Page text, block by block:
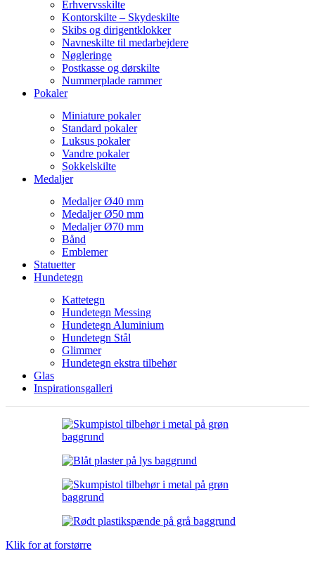
Erhvervsskilte
Kontorskilte – Skydeskilte
Skibs og dirigentklokker
Navneskilte til medarbejdere
Nøgleringe
Postkasse og dørskilte
Nummerplade rammer
Pokaler
Miniature pokaler
Standard pokaler
Luksus pokaler
Vandre pokaler
Sokkelskilte
Medaljer
Medaljer Ø40 mm
Medaljer Ø50 mm
Medaljer Ø70 mm
Bånd
Emblemer
Statuetter
Hundetegn
Kattetegn
Hundetegn Messing
Hundetegn Aluminium
Hundetegn Stål
Glimmer
Hundetegn ekstra tilbehør
Glas
Inspirationsgalleri
Klik for at forstørre